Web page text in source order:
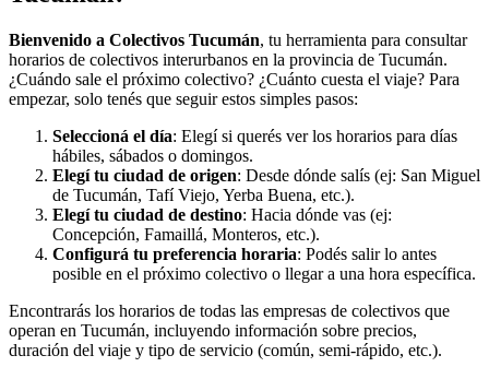
Bienvenido a Colectivos Tucumán, tu herramienta para consultar
horarios de colectivos interurbanos en la provincia de Tucumán.
¿Cuándo sale el próximo colectivo? ¿Cuánto cuesta el viaje? Para
empezar, solo tenés que seguir estos simples pasos:
Seleccioná el día: Elegí si querés ver los horarios para días
hábiles, sábados o domingos.
Elegí tu ciudad de origen: Desde dónde salís (ej: San Miguel
de Tucumán, Tafí Viejo, Yerba Buena, etc.).
Elegí tu ciudad de destino: Hacia dónde vas (ej:
Concepción, Famaillá, Monteros, etc.).
Configurá tu preferencia horaria: Podés salir lo antes
posible en el próximo colectivo o llegar a una hora específica.
Encontrarás los horarios de todas las empresas de colectivos que
operan en Tucumán, incluyendo información sobre precios,
duración del viaje y tipo de servicio (común, semi-rápido, etc.).